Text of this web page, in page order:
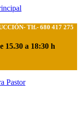
Tlf.- 680 417 275
15.30 a 18:30 h